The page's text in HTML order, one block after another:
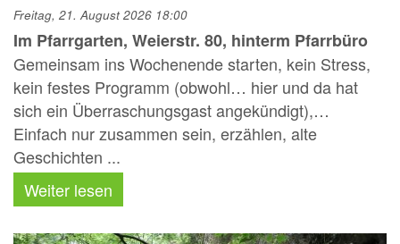
Freitag, 21. August 2026 18:00
Im Pfarrgarten, Weierstr. 80, hinterm Pfarrbüro
Gemeinsam ins Wochenende starten, kein Stress,
kein festes Programm (obwohl… hier und da hat
sich ein Überraschungsgast angekündigt),…
Einfach nur zusammen sein, erzählen, alte
Geschichten ...
Weiter lesen